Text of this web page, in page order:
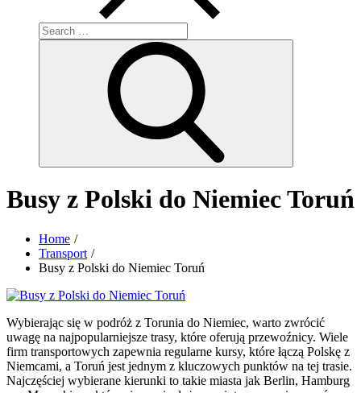
Search
for:
Busy z Polski do Niemiec Toruń
Home
Transport
Busy z Polski do Niemiec Toruń
Wybierając się w podróż z Torunia do Niemiec, warto zwrócić
uwagę na najpopularniejsze trasy, które oferują przewoźnicy. Wiele
firm transportowych zapewnia regularne kursy, które łączą Polskę z
Niemcami, a Toruń jest jednym z kluczowych punktów na tej trasie.
Najczęściej wybierane kierunki to takie miasta jak Berlin, Hamburg